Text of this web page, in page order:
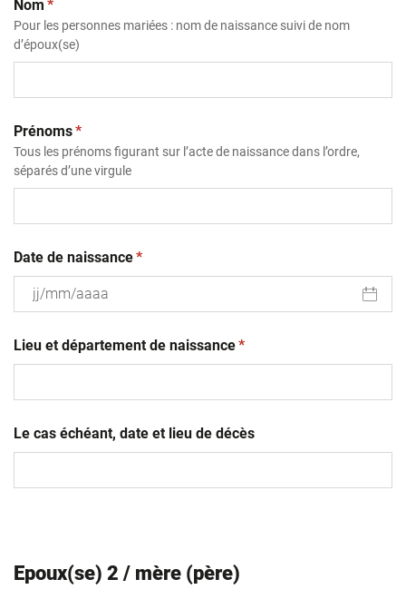
Nom (obligatoire)
*
Pour les personnes mariées : nom de naissance suivi de nom
d’époux(se)
Prénoms(obligatoire)
*
Tous les prénoms figurant sur l’acte de naissance dans l’ordre,
séparés d’une virgule
Date de naissance(obligatoire)
*
slash
MM
Lieu et département de naissance(obligatoire)
*
Le cas échéant, date et lieu de décès
Epoux(se) 2 / mère (père)